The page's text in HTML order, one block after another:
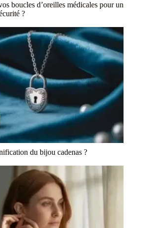
boucles d’oreilles médicales pour un
?
du bijou cadenas ?